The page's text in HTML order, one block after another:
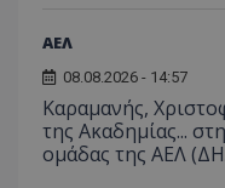
ΑΕΛ
08.08.2026 - 14:57
Καραμανής,
της Ακαδημίας...
ομάδας της ΑΕΛ